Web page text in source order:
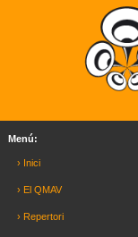
Menú:
› Inici
› El QMAV
› Repertori